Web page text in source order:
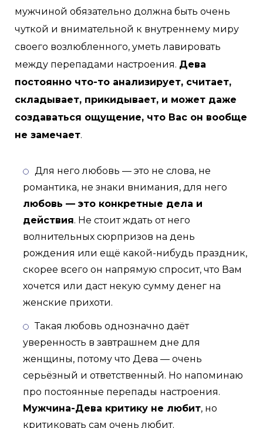
мужчиной обязательно должна быть очень
чуткой и внимательной к внутреннему миру
своего возлюбленного, уметь лавировать
между перепадами настроения. Дева
постоянно что-то анализирует, считает,
складывает, прикидывает, и может даже
создаваться ощущение, что Вас он вообще
не замечает.
Для него любовь — это не слова, не
романтика, не знаки внимания, для него
любовь — это конкретные дела и
действия. Не стоит ждать от него
волнительных сюрпризов на день
рождения или ещё какой-нибудь праздник,
скорее всего он напрямую спросит, что Вам
хочется или даст некую сумму денег на
женские прихоти.
Такая любовь однозначно даёт
уверенность в завтрашнем дне для
женщины, потому что Дева — очень
серьёзный и ответственный. Но напоминаю
про постоянные перепады настроения.
Мужчина-Дева критику не любит, но
критиковать сам очень любит.